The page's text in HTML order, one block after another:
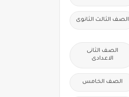
الصف الثالث الثانوى
الصف الثانى
الاعدادى
الصف الخامس